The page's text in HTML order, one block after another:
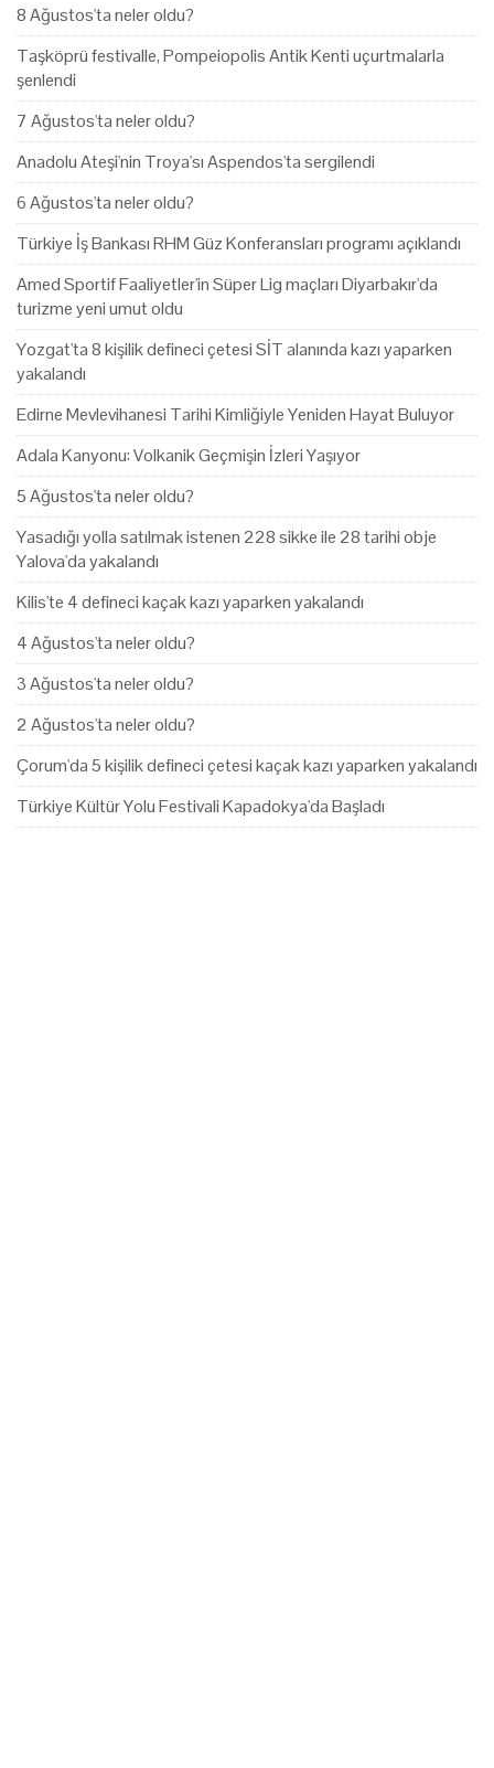
8 Ağustos'ta neler oldu?
Taşköprü festivalle, Pompeiopolis Antik Kenti uçurtmalarla
şenlendi
7 Ağustos'ta neler oldu?
Anadolu Ateşi'nin Troya'sı Aspendos'ta sergilendi
6 Ağustos'ta neler oldu?
Türkiye İş Bankası RHM Güz Konferansları programı açıklandı
Amed Sportif Faaliyetler'in Süper Lig maçları Diyarbakır'da
turizme yeni umut oldu
Yozgat'ta 8 kişilik defineci çetesi SİT alanında kazı yaparken
yakalandı
Edirne Mevlevihanesi Tarihi Kimliğiyle Yeniden Hayat Buluyor
Adala Kanyonu: Volkanik Geçmişin İzleri Yaşıyor
5 Ağustos'ta neler oldu?
Yasadığı yolla satılmak istenen 228 sikke ile 28 tarihi obje
Yalova'da yakalandı
Kilis'te 4 defineci kaçak kazı yaparken yakalandı
4 Ağustos'ta neler oldu?
3 Ağustos'ta neler oldu?
2 Ağustos'ta neler oldu?
Çorum'da 5 kişilik defineci çetesi kaçak kazı yaparken yakalandı
Türkiye Kültür Yolu Festivali Kapadokya'da Başladı